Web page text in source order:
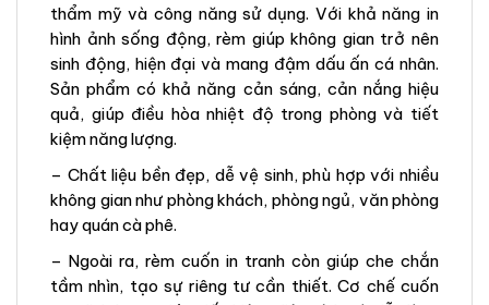
thẩm mỹ và công năng sử dụng. Với khả năng in
hình ảnh sống động, rèm giúp không gian trở nên
sinh động, hiện đại và mang đậm dấu ấn cá nhân.
Sản phẩm có khả năng cản sáng, cản nắng hiệu
quả, giúp điều hòa nhiệt độ trong phòng và tiết
kiệm năng lượng.
– Chất liệu bền đẹp, dễ vệ sinh, phù hợp với nhiều
không gian như phòng khách, phòng ngủ, văn phòng
hay quán cà phê.
– Ngoài ra, rèm cuốn in tranh còn giúp che chắn
tầm nhìn, tạo sự riêng tư cần thiết. Cơ chế cuốn